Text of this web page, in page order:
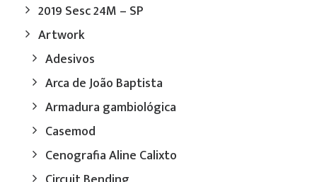
2019 Sesc 24M – SP
Artwork
Adesivos
Arca de João Baptista
Armadura gambiológica
Casemod
Cenografia Aline Calixto